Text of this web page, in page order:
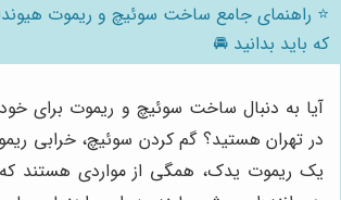
⭐️ راهنمای جامع ساخت سوئیچ و ریموت
که باید بدانید 🚘
آیا به دنبال ساخت سوئیچ و ریموت برای
در تهران هستید؟ گم کردن سوئیچ، خرابی
یک ریموت یدک، همگی از مواردی هستند